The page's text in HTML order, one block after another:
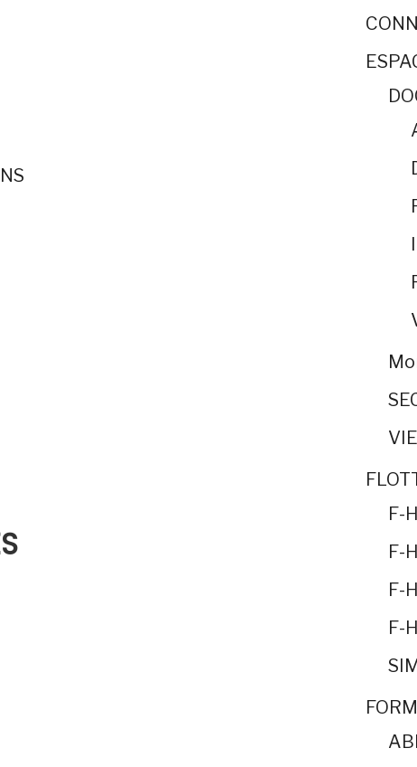
F-
F-
F-
F-